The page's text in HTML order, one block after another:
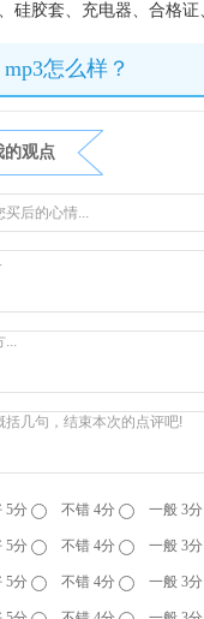
硅胶套、充电器、合格证
怎么样？
的观点
5分 不错 4分 一般 3分
5分 不错 4分 一般 3分
5分 不错 4分 一般 3分